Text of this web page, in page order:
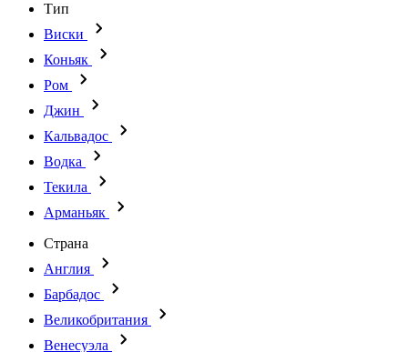
Тип
Виски
Коньяк
Ром
Джин
Кальвадос
Водка
Текила
Арманьяк
Страна
Англия
Барбадос
Великобритания
Венесуэла